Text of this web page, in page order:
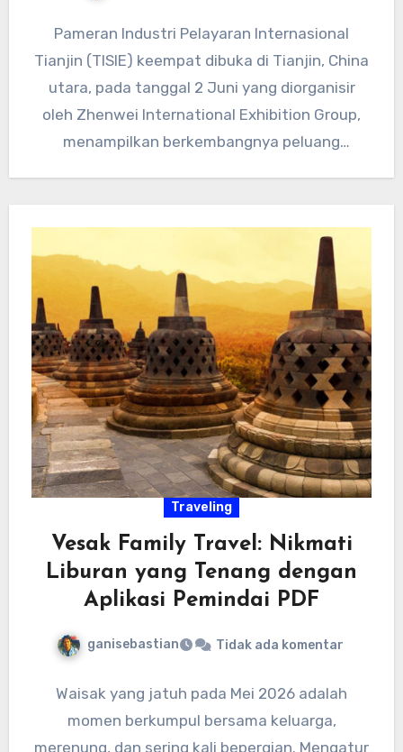
Pameran Industri Pelayaran Internasional
Tianjin (TISIE) keempat dibuka di Tianjin, China
utara, pada tanggal 2 Juni yang diorganisir
oleh Zhenwei International Exhibition Group,
menampilkan berkembangnya peluang
Traveling
Vesak Family Travel: Nikmati
Liburan yang Tenang dengan
Aplikasi Pemindai PDF
ganisebastian Tidak ada komentar
Waisak yang jatuh pada Mei 2026 adalah
momen berkumpul bersama keluarga,
merenung, dan sering kali bepergian. Mengatur